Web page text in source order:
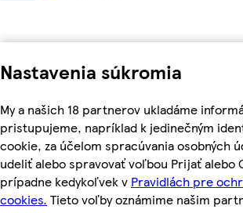
Nastavenia súkromia
My a našich 18 partnerov ukladáme
pristupujeme, napríklad k jedinečným
cookie, za účelom spracúvania osobných
udeliť alebo spravovať voľbou Prijať alebo
prípadne kedykoľvek v Pravidlách pre
cookies. Tieto voľby oznámime našim